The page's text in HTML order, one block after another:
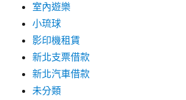
室內遊樂
小琉球
影印機租賃
新北支票借款
新北汽車借款
未分類